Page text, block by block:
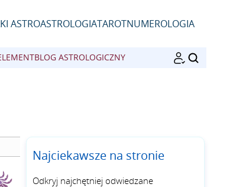
ASTROASTROLOGIATAROTNUMEROLOGIA
BLOG ASTROLOGICZNY
Najciekawsze na stronie
Odkryj najchętniej odwiedzane